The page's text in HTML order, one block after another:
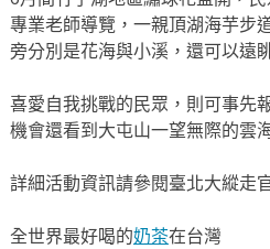
專業老師導覽，一親頂湖海芋步
旁分別是花海與小溪，還可以遠
喜愛自我挑戰的民眾，則可事先
機會還看到大屯山一望無際的雲
詳細活動資訊請參閱臺北大縱走
全世界最好喝的奶茶在台灣